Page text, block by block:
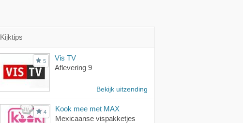
Kijktips
5
Vis TV
Aflevering 9
Bekijk uitzending
4
Kook mee met MAX
Mexicaanse vispakketjes